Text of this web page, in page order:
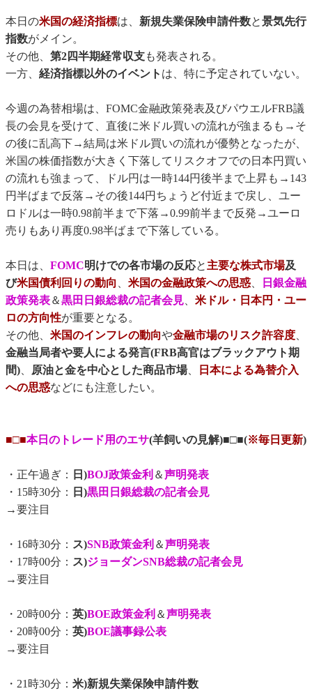
本日の米国の経済指標は、 新規失業保険申請件数と景気先行
指数がメイン。
その他、 第2四半期経常収支も発表される。
一方、 経済指標以外のイベント は、特に予定されていない。
今週の為替相場は、FOMC金融政策発表及びパウエルFRB議
長の会見を受けて、直後に米ドル買いの流れが強まるも→そ
の後に乱高下→結局は米ドル買いの流れが優勢となったが、
米国の株価指数が大きく下落してリスクオフでの日本円買い
の流れも強まって、ドル円は一時144円後半まで上昇も→143
円半ばまで反落→その後144円ちょうど付近まで戻し、ユー
ロドルは一時0.98前半まで下落→0.99前半まで反発→ユーロ
売りもあり再度0.98半ばまで下落している。
本日は、 FOMC明けでの各市場の反応と主要な株式市場及
び米国債利回りの動向 、 米国の金融政策への思惑、
日銀金融
政策発表＆黒田日銀総裁の記者会見、 米ドル・日本円・ユー
ロの方向性が重要となる。
その他、 米国のインフレの動向や金融市場のリスク許容度、
金融当局者や要人による発言(FRB高官はブラックアウト期
間)、 原油と金を中心とした商品市場、
日本による為替介入
への思惑などにも注意したい。
■□■本日のトレード用のエサ(羊飼いの見解)■□■(※毎日更新)
・正午過ぎ： 日)BOJ政策金利 ＆声明発表
・15時30分：
日)黒田日銀総裁の記者会見
→要注目
・16時30分： ス)SNB政策金利 ＆声明発表
・17時00分： ス)ジョーダンSNB総裁の記者会見
→要注目
・20時00分： 英)BOE政策金利 ＆声明発表
・20時00分： 英)BOE議事録公表
→要注目
・21時30分： 米)新規失業保険申請件数